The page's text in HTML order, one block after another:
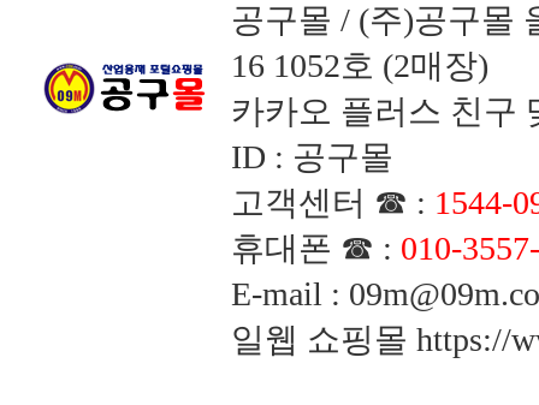
공구몰 / (주)공구몰
16 1052호 (2매장)
카카오 플러스 친구
ID : 공구몰
고객센터 ☎ : 1544-
휴대폰 ☎ : 010-
E-mail :
일웹 쇼핑몰 https://